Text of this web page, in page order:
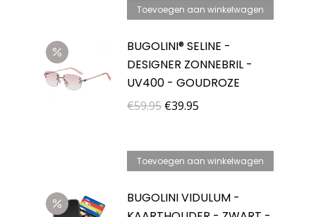
€34.95.€27.95.
Toevoegen aan winkelwagen
BUGOLINI® SELINE -
DESIGNER ZONNEBRIL -
UV400 - GOUDROZE
€59.95 Oorspronkelijke
€59.95.
€39.95
€39.95.
Toevoegen aan winkelwagen
BUGOLINI VIDULUM -